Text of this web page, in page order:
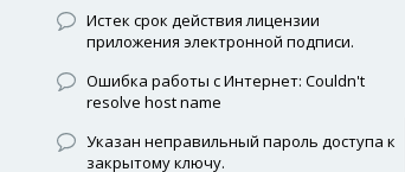
Истек срок действия лицензии
приложения электронной подписи.
Ошибка работы с Интернет: Couldn't
resolve host name
Указан неправильный пароль доступа к
закрытому ключу.